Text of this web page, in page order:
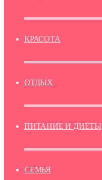
КРАСОТА
ОТДЫХ
ПИТАНИЕ И ДИЕТЫ
СЕМЬЯ